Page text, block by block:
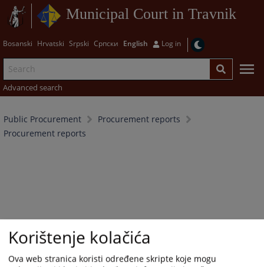
Municipal Court in Travnik
Bosanski Hrvatski Srpski Српски English Log in
Advanced search
Public Procurement
Procurement reports
Procurement reports
Korištenje kolačića
Ova web stranica koristi određene skripte koje mogu